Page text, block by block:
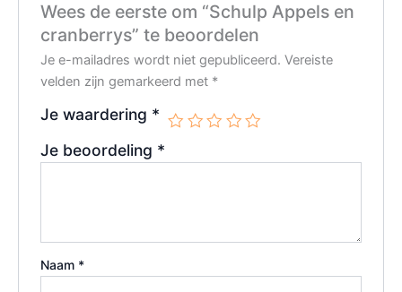
Wees de eerste om “Schulp Appels en
cranberrys” te beoordelen
Je e-mailadres wordt niet gepubliceerd. Vereiste
velden zijn gemarkeerd met *
Je waardering *
Je beoordeling *
Naam *